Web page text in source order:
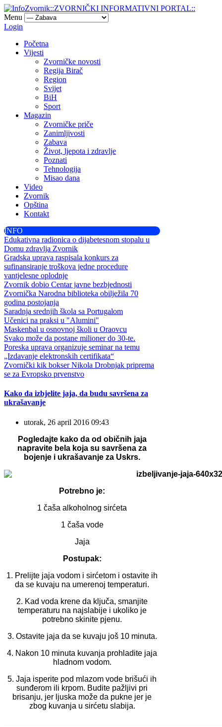
Menu
Login
Početna
Vijesti
Zvorničke novosti
Regija Birač
Region
Svijet
BiH
Sport
Magazin
Zvorničke priče
Zanimljivosti
Zabava
Život, ljepota i zdravlje
Poznati
Tehnologija
Misao dana
Video
Zvornik
Opština
Kontakt
INFO
Edukativna radionica o dijabetesnom stopalu u
Domu zdravlja Zvornik
Gradska uprava raspisala konkurs za
sufinansiranje troškova jedne procedure
vantjelesne oplodnje
Zvornik dobio Centar javne bezbjednosti
Zvornička Narodna biblioteka obilježila 70
godina postojanja
Saradnja srednjih škola sa Portugalom
Učenici na praksi u "Alumini"
Maskenbal u osnovnoj školi u Oraovcu
Svako može da postane milioner do 30-te.
Poreska uprava organizuje seminar na temu
„Izdavanje elektronskih certifikata“
Zvornički kik bokser Nikola Drobnjak priprema
se za Evropsko prvenstvo
Kako da izbjelite jaja, da budu savršena za
ukrašavanje
utorak, 26 april 2016 09:43
Pogledajte kako da od običnih jaja
napravite bela koja su savršena za
bojenje i ukrašavanje za Uskrs.
Potrebno je:
1 čaša alkoholnog sirćeta
1 čaša vode
Jaja
Postupak:
1. Prelijte jaja vodom i sirćetom i ostavite ih
da se kuvaju na umerenoj temperaturi.
2. Kad voda krene da ključa, smanjite
temperaturu na najslabije i ukoliko je
potrebno skinite pjenu.
3. Ostavite jaja da se kuvaju još 10 minuta.
4. Nakon 10 minuta kuvanja prohladite jaja
hladnom vodom.
5. Jaja isperite pod mlazom vode brišući ih
sunđerom ili krpom. Budite pažljivi pri
brisanju, jer ljuska može da pukne jer je
zbog kuvanja u sirćetu slabija.